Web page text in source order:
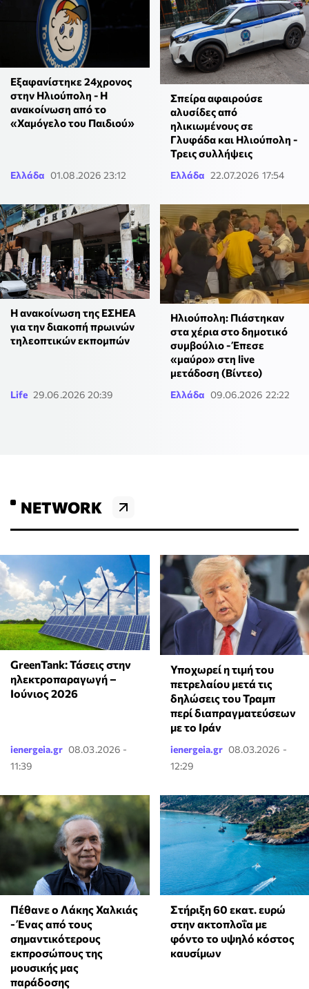
Εξαφανίστηκε 24χρονος
στην Ηλιούπολη - Η
ανακοίνωση από το
«Χαμόγελο του Παιδιού»
Ελλάδα 01.08.2026 23:12
Σπείρα αφαιρούσε
αλυσίδες από
ηλικιωμένους σε
Γλυφάδα και Ηλιούπολη -
Τρεις συλλήψεις
Ελλάδα 22.07.2026 17:54
Η ανακοίνωση της ΕΣΗΕΑ
για την διακοπή πρωινών
τηλεοπτικών εκπομπών
Life 29.06.2026 20:39
Ηλιούπολη: Πιάστηκαν
στα χέρια στο δημοτικό
συμβούλιο - Έπεσε
«μαύρο» στη live
μετάδοση (Βίντεο)
Ελλάδα 09.06.2026 22:22
NETWORK
GreenTank: Τάσεις στην
ηλεκτροπαραγωγή –
Ιούνιος 2026
ienergeia.gr 08.03.2026 -
11:39
Υποχωρεί η τιμή του
πετρελαίου μετά τις
δηλώσεις του Τραμπ
περί διαπραγματεύσεων
με το Ιράν
ienergeia.gr 08.03.2026 -
12:29
Πέθανε ο Λάκης Χαλκιάς
- Ένας από τους
σημαντικότερους
εκπροσώπους της
μουσικής μας
παράδοσης
Στήριξη 60 εκατ. ευρώ
στην ακτοπλοΐα με
φόντο το υψηλό κόστος
καυσίμων